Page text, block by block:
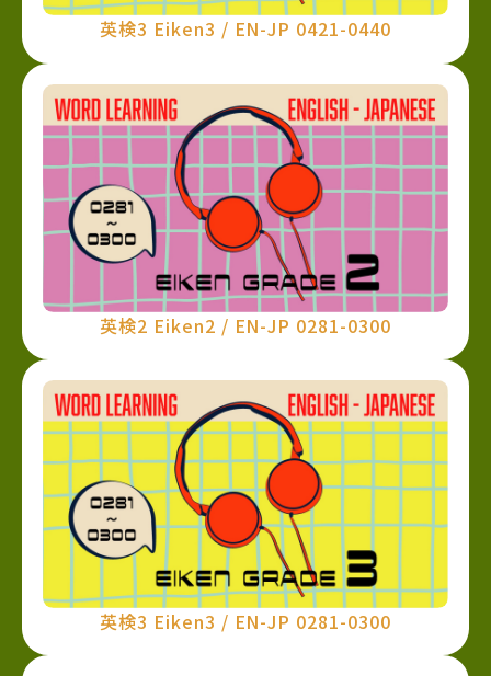
英検3 Eiken3 / EN-JP 0421-0440
英検2 Eiken2 / EN-JP 0281-0300
英検3 Eiken3 / EN-JP 0281-0300